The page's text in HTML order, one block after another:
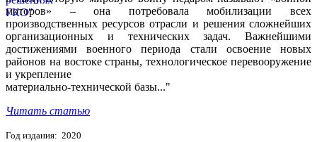
моторов» – она потребовала мобилизации всех
производственных ресурсов отрасли и решения сложнейших
организационных и технических задач. Важнейшими
достижениями военного периода стали освоение новых
районов на востоке страны, технологическое перевооружение
и укрепление
материально-технической базы..."
Читать статью
Год издания: 2020